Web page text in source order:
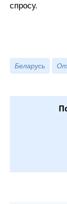
спросу.
Беларусь